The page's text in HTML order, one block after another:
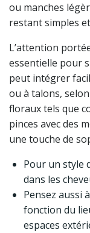
ou manches
restant simples
L’attention
essentielle pour
peut intégrer
ou à talons,
floraux tels que
pinces avec des
une touche de
Pour un style
dans les
Pensez aussi
fonction du
espaces